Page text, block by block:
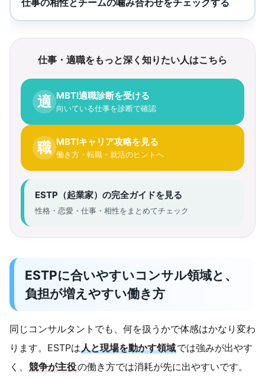
仕事の相性とチームの噛み合わせをチェックする
仕事・適職をもっと深く知りたい人はこちら
適 MBTI適職診断を受ける
向いている仕事を診断で確認
職 MBTIキャリア攻略を見る
働き方・転職・就活のヒントへ
ESTP（起業家）の完全ガイドを見る
性格・恋愛・仕事・相性をまとめてチェック
ESTPに合いやすいコンサル領域と、
負担が増えやすい働き方
同じコンサルタントでも、何を扱うかで体感はかなり変わ
ります。ESTPは人と現場を動かす領域では強みが出やす
く、 競争が主役の働き方では消耗が先に出やすいです。